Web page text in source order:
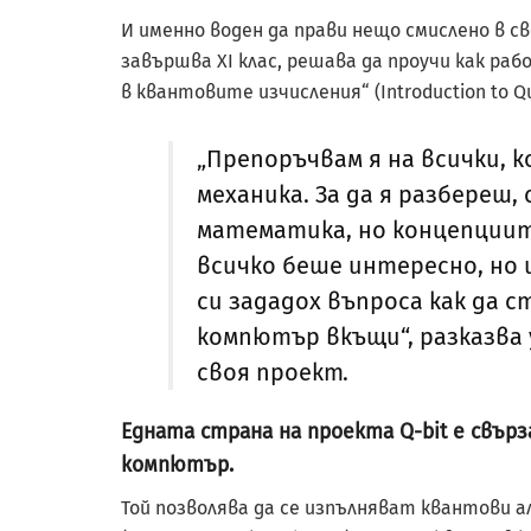
И именно воден да прави нещо смислено в
завършва XI клас, решава да проучи как
в квантовите изчисления“ (Introduction to
„Препоръчвам я на всички,
механика. За да я
математика, но
всичко беше интересно, но
си зададох въпроса как да
компютър вкъщи“,
своя проект.
Едната страна на проекта Q-bit е
компютър.
Той позволява да се изпълняват квантови